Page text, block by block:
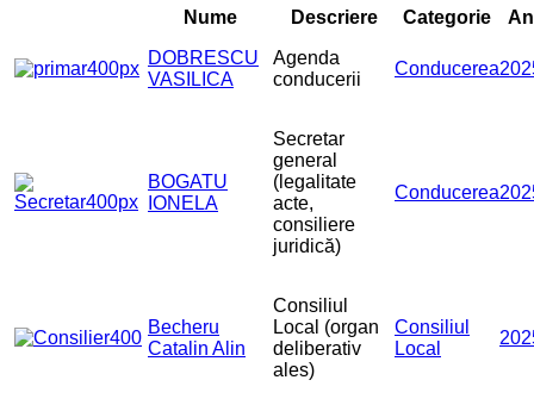
Nume
Descriere Categorie
An
DOBRESCU
VASILICA
Agenda
conducerii
Conducerea
BOGATU
IONELA
Secretar
general
(legalitate
acte,
consiliere
juridică)
Conducerea
Becheru
Catalin Alin
Consiliul
Local (organ
deliberativ
ales)
Consiliul
Local